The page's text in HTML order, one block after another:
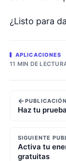
¿Listo para
APLICACIONES
11 MIN DE
←
Haz tu
SIGUIENTE
Activa tu
gratuitas